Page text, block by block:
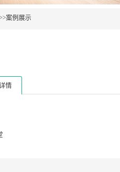
案例展示
情